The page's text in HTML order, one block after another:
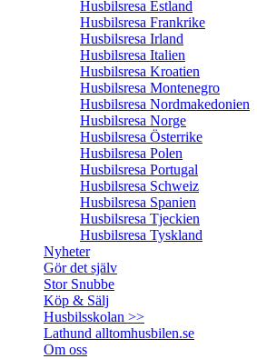
Husbilsresa Estland
Husbilsresa Frankrike
Husbilsresa Irland
Husbilsresa Italien
Husbilsresa Kroatien
Husbilsresa Montenegro
Husbilsresa Nordmakedonien
Husbilsresa Norge
Husbilsresa Österrike
Husbilsresa Polen
Husbilsresa Portugal
Husbilsresa Schweiz
Husbilsresa Spanien
Husbilsresa Tjeckien
Husbilsresa Tyskland
Nyheter
Gör det själv
Stor Snubbe
Köp & Sälj
Husbilsskolan >>
Lathund alltomhusbilen.se
Om oss